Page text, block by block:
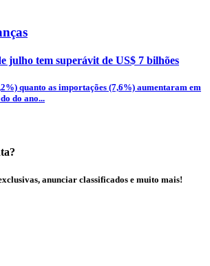
julho tem superávit de US$ 7 bilhões
quanto as importações (7,6%) aumentaram em
do ano...
anunciar classificados e muito mais!